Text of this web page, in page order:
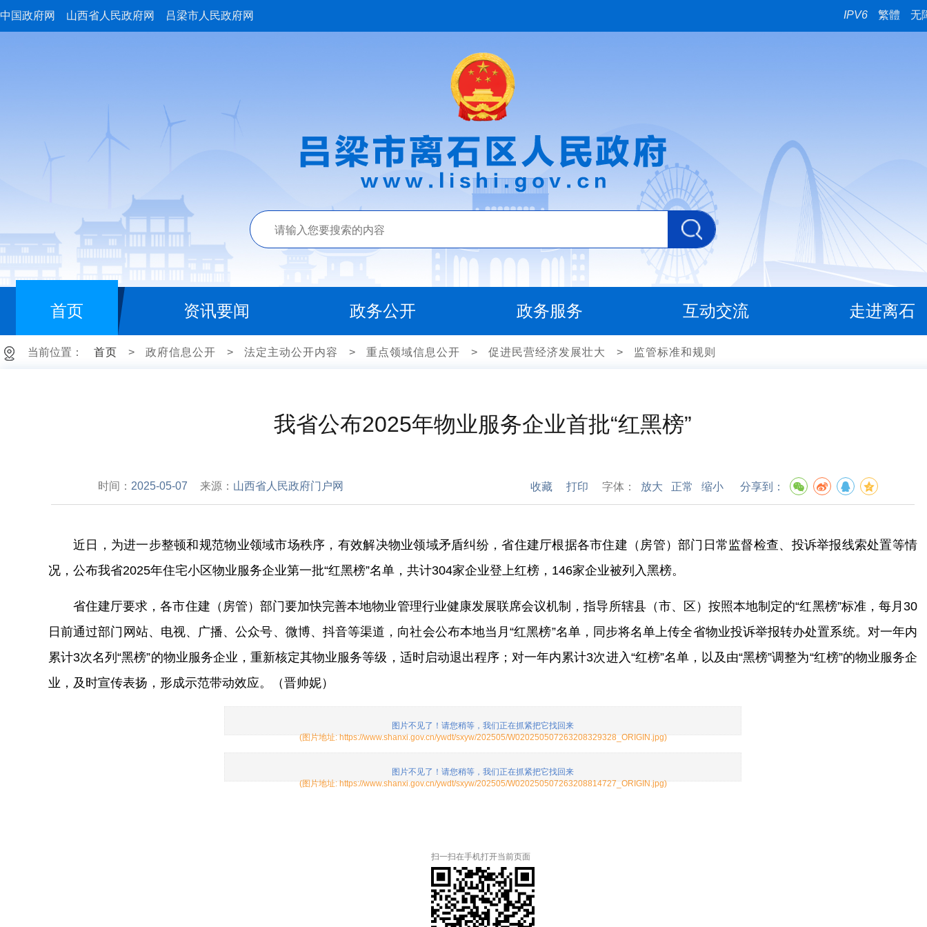
中国政府网 山西省人民政府网 吕梁市人民政府网 IPV6 繁體 无
首页 资讯要闻 政务公开 政务服务 互动交流 走进离石
当前位置： 首页 > 政府信息公开 > 法定主动公开内容 > 重点领域信息公开 > 促进民营经济发展壮大 > 监管标准和规则
我省公布2025年物业服务企业首批“红黑榜”
时间： 2025-05-07 来源： 山西省人民政府门户网 收藏 打印 字体： 放大 正常 缩小 分享到：
近日，为进一步整顿和规范物业领域市场秩序，有效解决物业领域矛盾纠纷，省住建厅根据各市住建（房管）部门日常监督检查、投诉举报线索处置等情
况，公布我省2025年住宅小区物业服务企业第一批“红黑榜”名单，共计304家企业登上红榜，146家企业被列入黑榜。
省住建厅要求，各市住建（房管）部门要加快完善本地物业管理行业健康发展联席会议机制，指导所辖县（市、区）按照本地制定的“红黑榜”标准，每月30
日前通过部门网站、电视、广播、公众号、微博、抖音等渠道，向社会公布本地当月“红黑榜”名单，同步将名单上传全省物业投诉举报转办处置系统。对一年内
累计3次名列“黑榜”的物业服务企业，重新核定其物业服务等级，适时启动退出程序；对一年内累计3次进入“红榜”名单，以及由“黑榜”调整为“红榜”的物业服务企
业，及时宣传表扬，形成示范带动效应。（晋帅妮）
扫一扫在手机打开当前页面